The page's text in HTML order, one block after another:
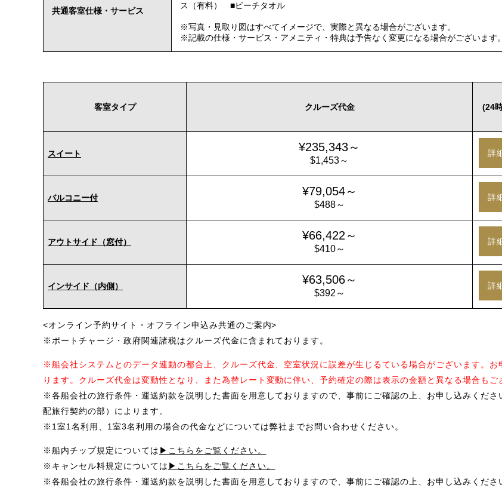
共通客室仕様・サービス
ス（有料） ■ビーチタオル
※写真・見取り図はすべてイメージで、実際と異なる場合がございます。
※記載の仕様・サービス・アメニティ・特典は予告なく変更になる場合がございます。
客室タイプ クルーズ代金
(24
スイート ¥235,343～
$1,453～
詳
バルコニー付 ¥79,054～
$488～
詳
アウトサイド（窓付） ¥66,422～
$410～
詳
インサイド（内側） ¥63,506～
$392～
詳
<オンライン予約サイト・オフライン申込み共通のご案内>
※ポートチャージ・政府関連諸税はクルーズ代金に含まれております。
※船会社システムとのデータ連動の都合上、クルーズ代金、空室状況に誤差が生じるている場合がございます。
ります。クルーズ代金は変動性となり、また為替レート変動に伴い、予約確定の際は表示の金額と異なる場合もご
※各船会社の旅行条件・運送約款を説明した書面を用意しておりますので、事前にご確認の上、お申し込みくだ
配旅行契約の部）によります。
※1室1名利用、1室3名利用の場合の代金などについては弊社までお問い合わせください。
※船内チップ規定については ▶こちらをご覧ください。
※キャンセル料規定については ▶こちらをご覧ください。
※各船会社の旅行条件・運送約款を説明した書面を用意しておりますので、事前にご確認の上、お申し込みくださ